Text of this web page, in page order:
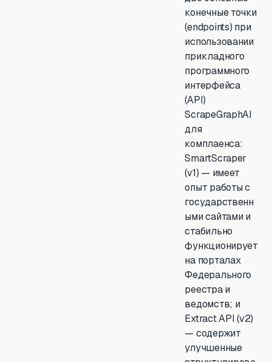
конечные точки
(endpoints) при
использовании
прикладного
программного
интерфейса
(API)
ScrapeGraphAI
для
комплаенса:
SmartScraper
(v1) — имеет
опыт работы с
государственн
ыми сайтами и
стабильно
функционирует
на порталах
Федерального
реестра и
ведомств; и
Extract API (v2)
— содержит
улучшенные